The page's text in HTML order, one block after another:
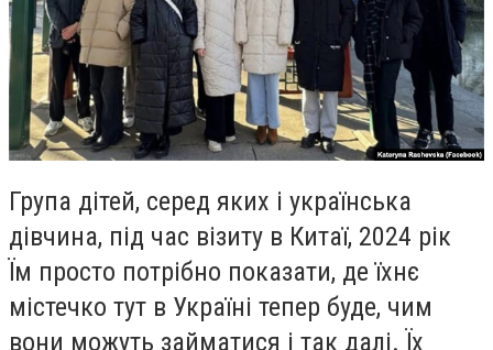
Група дітей, серед яких і українська
дівчина, під час візиту в Китаї, 2024 рік
Їм просто потрібно показати, де їхнє
містечко тут в Україні тепер буде, чим
вони можуть займатися і так далі. Їх